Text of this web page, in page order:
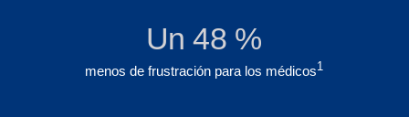
Un 48 %
menos de frustración para los médicos1